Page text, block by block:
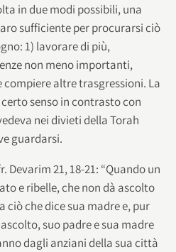
in due modi possibili, una
sufficiente per procurarsi ciò
1) lavorare di più,
non meno importanti,
compiere altre trasgressioni. La
senso in contrasto con
nei divieti della Torah
guardarsi.
Devarim 21, 18-21: “Quando un
e ribelle, che non dà ascolto
ciò che dice sua madre e, pur
suo padre e sua madre
dagli anziani della sua città